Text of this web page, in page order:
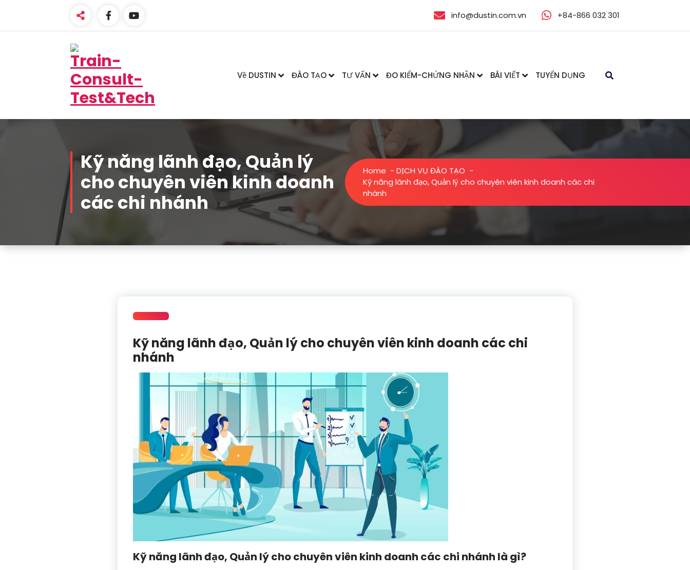
info@dustin.com.vn +84-866 032 301
Về DUSTIN ĐÀO TẠO TƯ VẤN ĐO KIỂM-CHỨNG NHẬN BÀI VIẾT TUYỂN DỤNG
Kỹ năng lãnh đạo, Quản lý
cho chuyên viên kinh doanh
các chi nhánh
Home - DỊCH VỤ ĐÀO TẠO -
Kỹ năng lãnh đạo, Quản lý cho chuyên viên kinh doanh các chi
nhánh
Kỹ năng lãnh đạo, Quản lý cho chuyên viên kinh doanh các chi
nhánh
Kỹ năng lãnh đạo, Quản lý cho chuyên viên kinh doanh các chi nhánh là gì?